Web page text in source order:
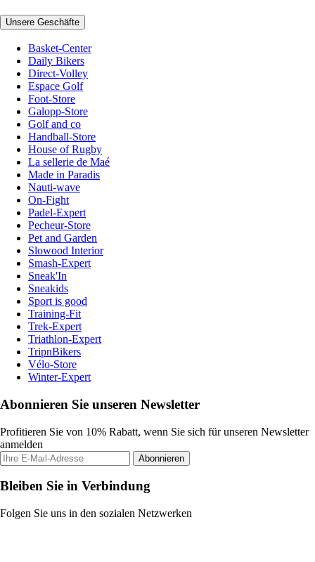
Unsere Geschäfte
Basket-Center
Daily Bikers
Direct-Volley
Espace Golf
Foot-Store
Galopp-Store
Golf and co
Handball-Store
House of Rugby
La sellerie de Maé
Made in Paradis
Nauti-wave
On-Fight
Padel-Expert
Pecheur-Store
Pet and Garden
Slowood Interior
Smash-Expert
Sneak'In
Sneakids
Sport is good
Training-Fit
Trek-Expert
Triathlon-Expert
TripnBikers
Vélo-Store
Winter-Expert
Abonnieren Sie unseren Newsletter
Profitieren Sie von 10% Rabatt, wenn Sie sich für unseren Newsletter
anmelden
Abonnieren
Bleiben Sie in Verbindung
Folgen Sie uns in den sozialen Netzwerken